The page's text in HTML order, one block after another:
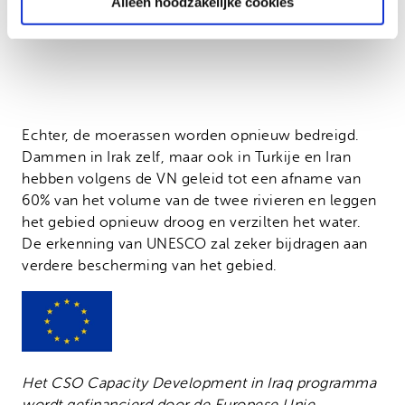
Echter, de moerassen worden opnieuw bedreigd.
Dammen in Irak zelf, maar ook in Turkije en Iran
hebben volgens de VN geleid tot een afname van
60% van het volume van de twee rivieren en leggen
het gebied opnieuw droog en verzilten het water.
De erkenning van UNESCO zal zeker bijdragen aan
verdere bescherming van het gebied.
Het CSO Capacity Development in Iraq programma